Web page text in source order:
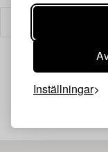
Inställningar
Din